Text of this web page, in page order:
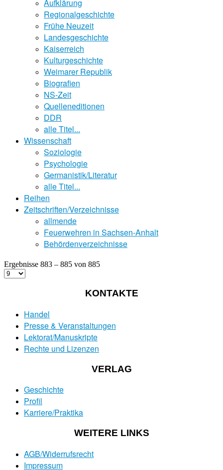
Aufklärung
Regionalgeschichte
Frühe Neuzeit
Landesgeschichte
Kaiserreich
Kulturgeschichte
Weimarer Republik
Biografien
NS-Zeit
Quelleneditionen
DDR
alle Titel...
Wissenschaft
Soziologie
Psychologie
Germanistik/Literatur
alle Titel...
Reihen
Zeitschriften/Verzeichnisse
allmende
Feuerwehren in Sachsen-Anhalt
Behördenverzeichnisse
Ergebnisse 883 – 885 von 885
KONTAKTE
Handel
Presse & Veranstaltungen
Lektorat/Manuskripte
Rechte und Lizenzen
VERLAG
Geschichte
Profil
Karriere/Praktika
WEITERE LINKS
AGB/Widerrufsrecht
Impressum